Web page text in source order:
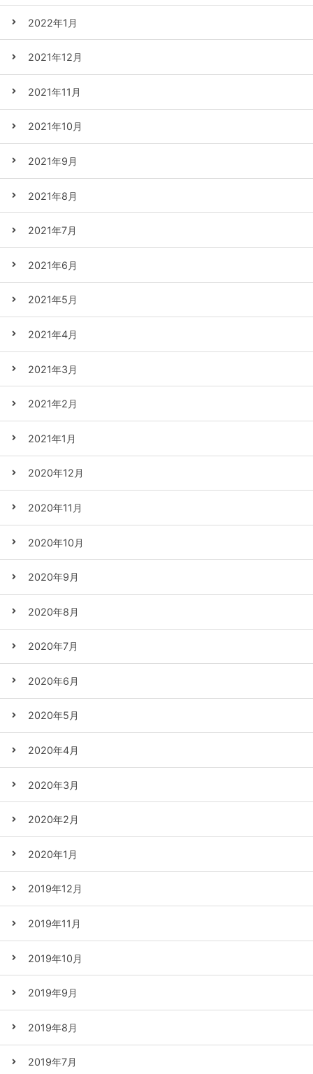
2022年1月
2021年12月
2021年11月
2021年10月
2021年9月
2021年8月
2021年7月
2021年6月
2021年5月
2021年4月
2021年3月
2021年2月
2021年1月
2020年12月
2020年11月
2020年10月
2020年9月
2020年8月
2020年7月
2020年6月
2020年5月
2020年4月
2020年3月
2020年2月
2020年1月
2019年12月
2019年11月
2019年10月
2019年9月
2019年8月
2019年7月